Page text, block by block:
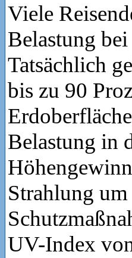
Viele
Belastung
Tatsächlich
bis zu 90
Belastung in
Strahlung
UV-Index